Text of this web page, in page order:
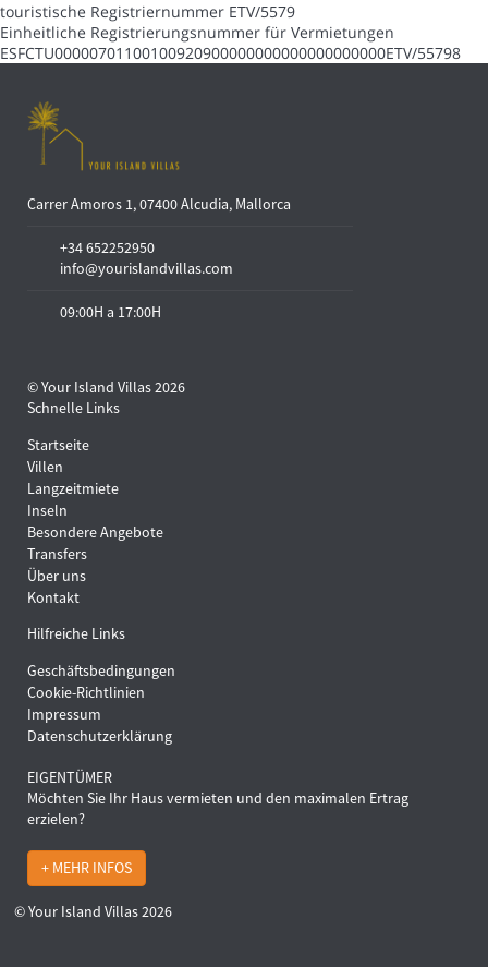
touristische Registriernummer ETV/5579
Einheitliche Registrierungsnummer für Vermietungen
ESFCTU00000701100100920900000000000000000000ETV/55798
Carrer Amoros 1, 07400 Alcudia, Mallorca
+34 652252950
info@yourislandvillas.com
09:00H a 17:00H
© Your Island Villas 2026
Schnelle Links
Startseite
Villen
Langzeitmiete
Inseln
Besondere Angebote
Transfers
Über uns
Kontakt
Hilfreiche Links
Geschäftsbedingungen
Cookie-Richtlinien
Impressum
Datenschutzerklärung
EIGENTÜMER
Möchten Sie Ihr Haus vermieten und den maximalen Ertrag
erzielen?
+ MEHR INFOS
© Your Island Villas 2026